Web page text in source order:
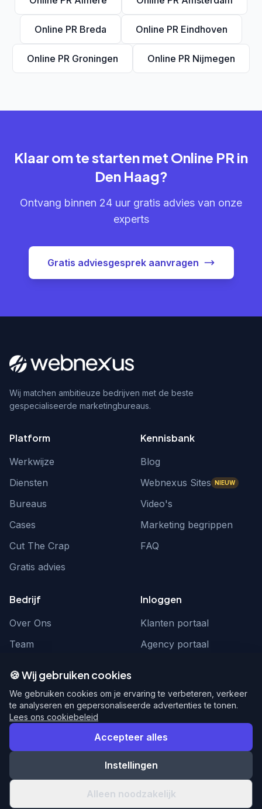
Online PR Breda Online PR Eindhoven
Online PR Groningen Online PR Nijmegen
Klaar om te starten met Online PR in
Den Haag?
Ontvang binnen 24 uur gratis advies van onze
experts
Gratis adviesgesprek aanvragen
Wij matchen ambitieuze bedrijven met de beste
gespecialiseerde marketingbureaus.
Platform
Werkwijze
Diensten
Bureaus
Cases
Cut The Crap
Gratis advies
Kennisbank
Blog
Webnexus Sites NIEUW
Video's
Marketing begrippen
FAQ
Bedrijf
Over Ons
Team
Inloggen
Klanten portaal
Agency portaal
hello@webnexus.nl
085 004 1875
© 2026 WebNexus. Alle rechten voorbehouden.
PrivacyVoorwaarden
🍪 Wij gebruiken cookies
We gebruiken cookies om je ervaring te verbeteren, verkeer
te analyseren en gepersonaliseerde advertenties te tonen.
Lees ons cookiebeleid
Accepteer alles
Instellingen
Alleen noodzakelijk